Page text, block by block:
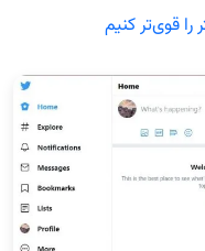
قوی‌تر کنیم